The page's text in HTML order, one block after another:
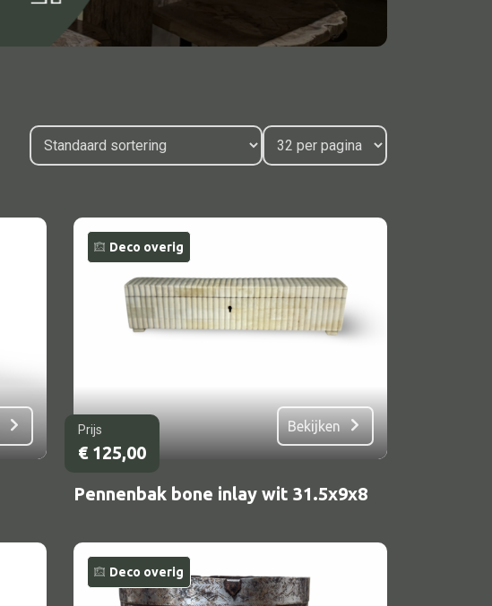
Pilaar
Pot
Mand
Roomdevider
Alle oosterse meubels
Oosterse kast
Oosterse tv meubel
Oosterse lampen
Deco overig
Prijs
€125,00
Bekijken
Pennenbak bone inlay wit 31.5x9x8
Deco overig